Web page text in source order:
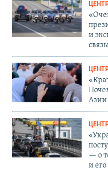
и
Азии
— о
и